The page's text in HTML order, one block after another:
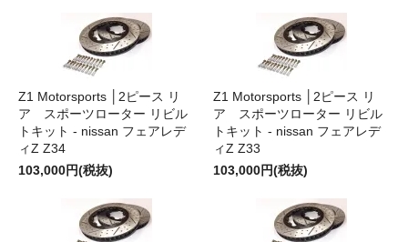
Z1 Motorsports │2ピース リ
ア スポーツローター リビル
トキット - nissan フェアレデ
ィZ Z34
103,000円(税抜)
Z1 Motorsports │2ピース リ
ア スポーツローター リビル
トキット - nissan フェアレデ
ィZ Z33
103,000円(税抜)